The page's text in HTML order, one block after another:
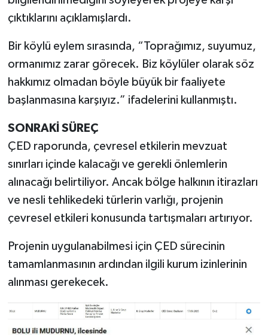
çıktıklarını açıklamışlardı.
Bir köylü eylem sırasında, “Toprağımız, suyumuz,
ormanımız zarar görecek. Biz köylüler olarak söz
hakkımız olmadan böyle büyük bir faaliyete
başlanmasına karşıyız.” ifadelerini kullanmıştı.
SONRAKİ SÜREÇ
ÇED raporunda, çevresel etkilerin mevzuat
sınırları içinde kalacağı ve gerekli önlemlerin
alınacağı belirtiliyor. Ancak bölge halkının itirazları
ve nesli tehlikedeki türlerin varlığı, projenin
çevresel etkileri konusunda tartışmaları artırıyor.
Projenin uygulanabilmesi için ÇED sürecinin
tamamlanmasının ardından ilgili kurum izinlerinin
alınması gerekecek.